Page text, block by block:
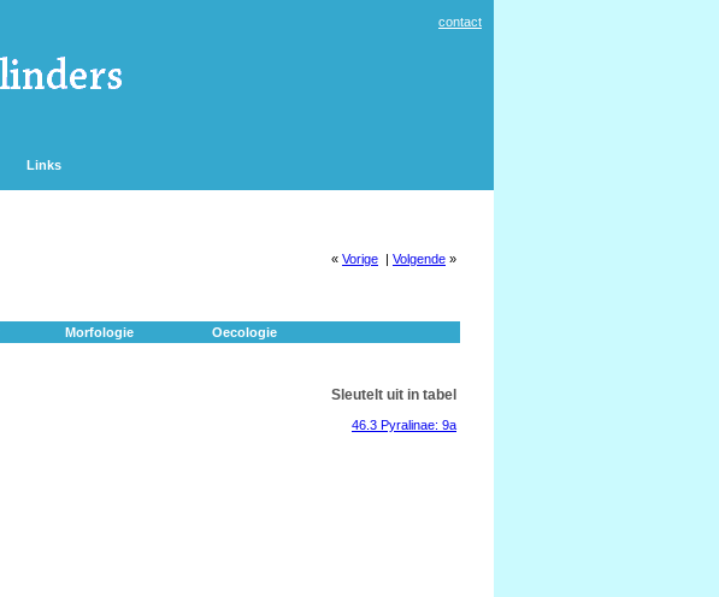
contact
Links
« Vorige | Volgende »
Morfologie Oecologie
Sleutelt uit in tabel
46.3 Pyralinae: 9a